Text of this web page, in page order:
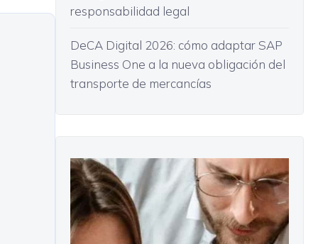
responsabilidad legal
DeCA Digital 2026: cómo adaptar SAP
Business One a la nueva obligación del
transporte de mercancías